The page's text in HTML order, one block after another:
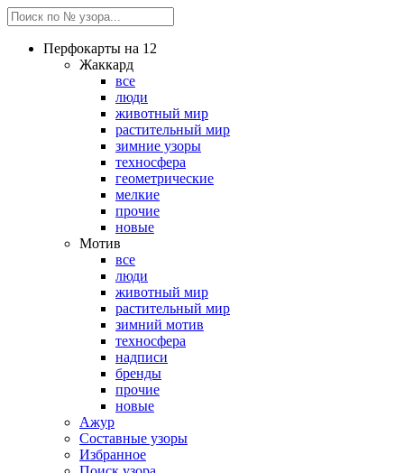
Перфокарты на 12
Жаккард
все
люди
животный мир
растительный мир
зимние узоры
техносфера
геометрические
мелкие
прочие
новые
Мотив
все
люди
животный мир
растительный мир
зимний мотив
техносфера
надписи
бренды
прочие
новые
Ажур
Составные узоры
Избранное